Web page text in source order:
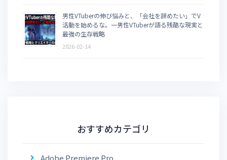
男性VTuberの伸び悩みと、「会社を辞めたい」でV
活動を始めるな。一男性VTuberが語る残酷な現実と
最強の生存戦略
2026-02-14
おすすめカテゴリ